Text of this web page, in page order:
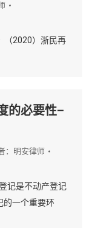
（2020）浙民再
的必要性–
： 明安律师
记是不动产登记
的一个重要环